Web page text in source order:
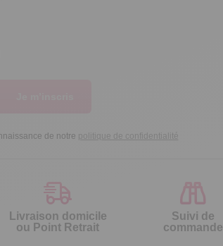
de notre politique de confidentialité
Livraison domicile
ou Point Retrait
Suivi de
commande